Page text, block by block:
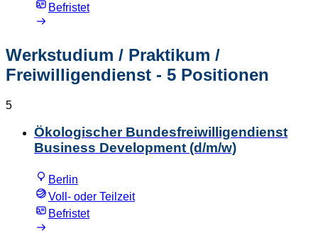
Befristet
Werkstudium / Praktikum /
Freiwilligendienst - 5 Positionen
5
Ökologischer Bundesfreiwilligendienst
Business Development (d/m/w)
Berlin
Voll- oder Teilzeit
Befristet